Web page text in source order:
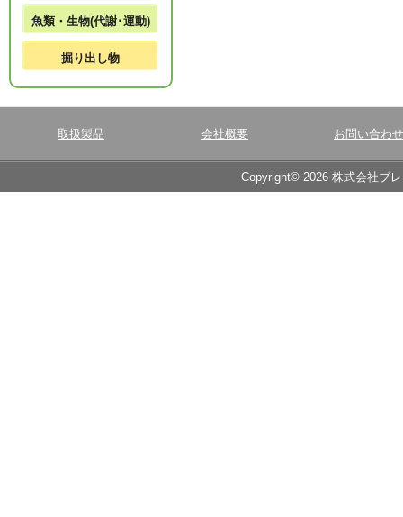
魚類・生物(代謝･運動)
掘り出し物
取扱製品 会社概要 お問い合わせ
Copyright© 2026 株式会社ブ